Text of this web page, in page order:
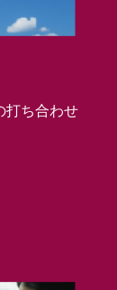
打ち合わせ